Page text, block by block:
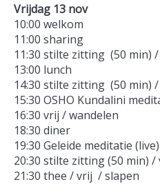
Vrijdag 13 nov
10:00 welkom
11:00 sharing
11:30 stilte zitting (50 min)
13:00 lunch
14:30 stilte zitting (50 min)
15:30 OSHO Kundalini
16:30 vrij / wandelen
18:30 diner
19:30 Geleide meditatie (live)
20:30 stilte zitting (50 min)
21:30 thee / vrij / slapen